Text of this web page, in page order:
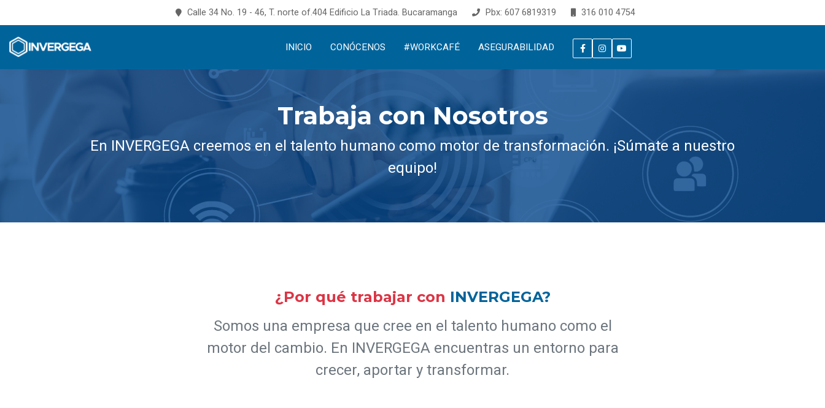
Calle 34 No. 19 - 46, T. norte of.404 Edificio La Triada. Bucaramanga Pbx: 607 6819319 316 010 4754
INICIO CONÓCENOS #WORKCAFÉ ASEGURABILIDAD
Trabaja con Nosotros
En INVERGEGA creemos en el talento humano como motor de transformación. ¡Súmate a nuestro
equipo!
¿Por qué trabajar con INVERGEGA?
Somos una empresa que cree en el talento humano como el
motor del cambio. En INVERGEGA encuentras un entorno para
crecer, aportar y transformar.